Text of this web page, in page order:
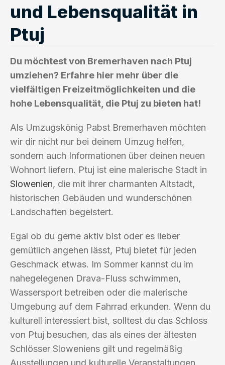
und Lebensqualität in
Ptuj
Du möchtest von Bremerhaven nach Ptuj
umziehen? Erfahre hier mehr über die
vielfältigen Freizeitmöglichkeiten und die
hohe Lebensqualität, die Ptuj zu bieten hat!
Als Umzugskönig Pabst Bremerhaven möchten
wir dir nicht nur bei deinem Umzug helfen,
sondern auch Informationen über deinen neuen
Wohnort liefern. Ptuj ist eine malerische Stadt in
Slowenien, die mit ihrer charmanten Altstadt,
historischen Gebäuden und wunderschönen
Landschaften begeistert.
Egal ob du gerne aktiv bist oder es lieber
gemütlich angehen lässt, Ptuj bietet für jeden
Geschmack etwas. Im Sommer kannst du im
nahegelegenen Drava-Fluss schwimmen,
Wassersport betreiben oder die malerische
Umgebung auf dem Fahrrad erkunden. Wenn du
kulturell interessiert bist, solltest du das Schloss
von Ptuj besuchen, das als eines der ältesten
Schlösser Sloweniens gilt und regelmäßig
Ausstellungen und kulturelle Veranstaltungen